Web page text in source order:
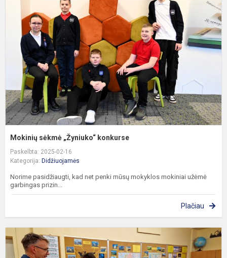
Mokinių sėkmė „Žyniuko“ konkurse
Paskelbta: 2025-02-16
Kategorija: Didžiuojamės
Norime pasidžiaugti, kad net penki mūsų mokyklos mokiniai užėmė
garbingas prizin...
Plačiau